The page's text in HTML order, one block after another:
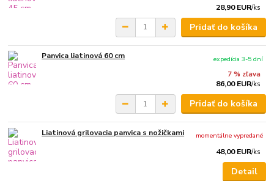
28,90 EUR/ks
Pridať do košíka
Panvica liatinová 60 cm
7 % zľava
86,00 EUR/ks
expedícia 3-5 dní
Pridať do košíka
Liatinová grilovacia panvica s nožičkami
48,00 EUR/ks
momentálne vypredané
Detail